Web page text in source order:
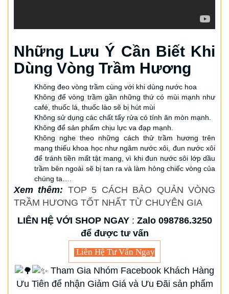
Những Lưu Ý Cần Biết Khi
Dùng Vòng Trầm Hương
Không đeo vòng trầm cùng với khi dùng nước hoa
Không để vòng trầm gần những thứ có mùi mạnh như
café, thuốc lá, thuốc lào sẽ bị hút mùi
Không sử dụng các chất tẩy rửa có tính ăn mòn mạnh.
Không để sản phẩm chịu lực va đạp mạnh.
Không nghe theo những cách thử trầm hương trên
mạng thiếu khoa học như ngâm nước xôi, đun nước xôi
để tránh tiền mất tật mang, vì khi đun nước sôi lớp dầu
trầm bên ngoài sẽ bị tan ra và làm hỏng chiếc vòng của
chúng ta….
Xem thêm: TOP 5 CÁCH BẢO QUẢN VÒNG
TRẦM HƯƠNG TỐT NHẤT TỪ CHUYÊN GIA
LIÊN HỆ VỚI SHOP NGAY: Zalo 098786.3250
để được tư vấn
Liên Hệ Tư Vấn Ngay
Tham Gia Nhóm Facebook Khách Hàng
Ưu Tiên để nhận Giảm Giá và Ưu Đãi sản phẩm